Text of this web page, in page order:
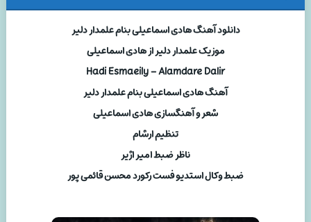
دانلود آهنگ هادی اسماعیلی بنام علمدار دلیر
موزیک علمدار دلیر از هادی اسماعیلی
Hadi Esmaeily – Alamdare Dalir
آهنگ هادی اسماعیلی بنام علمدار دلیر
شعر و آهنگسازی هادی اسماعیلی
تنظیم ارشام
ناظر ضبط امیر اژیر
ضبط وکال استدیو فست رکورد محسن قائمی پور